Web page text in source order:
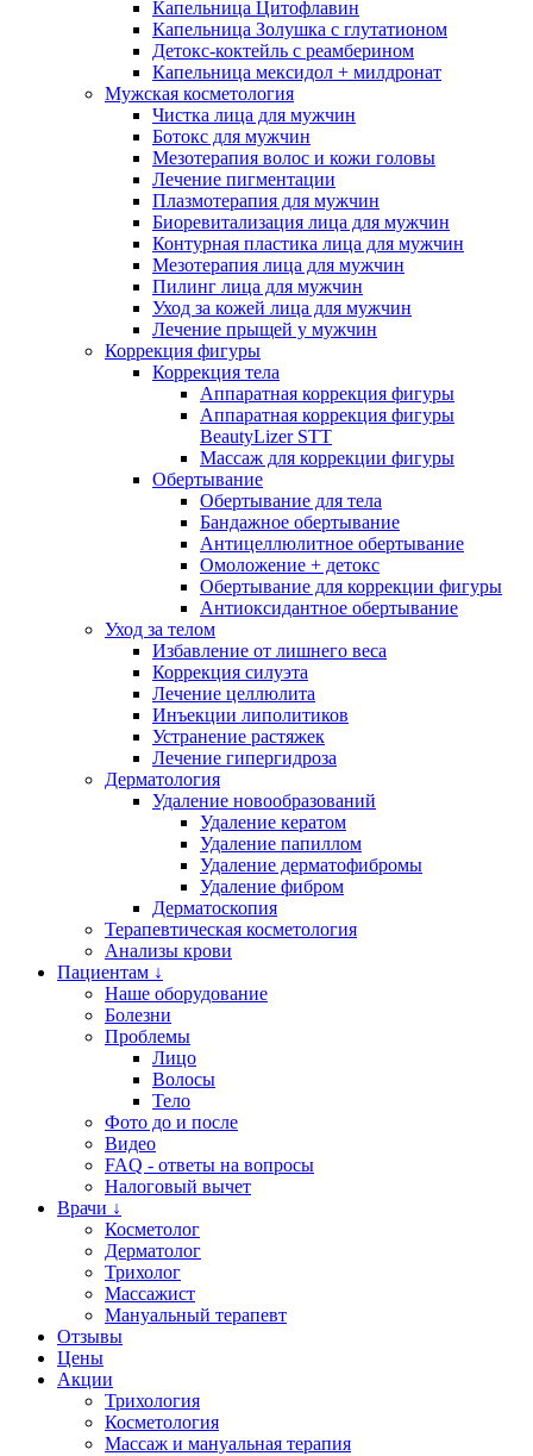
Капельница Цитофлавин
Капельница Золушка с глутатионом
Детокс-коктейль с реамберином
Капельница мексидол + милдронат
Мужская косметология
Чистка лица для мужчин
Ботокс для мужчин
Мезотерапия волос и кожи головы
Лечение пигментации
Плазмотерапия для мужчин
Биоревитализация лица для мужчин
Контурная пластика лица для мужчин
Мезотерапия лица для мужчин
Пилинг лица для мужчин
Уход за кожей лица для мужчин
Лечение прыщей у мужчин
Коррекция фигуры
Коррекция тела
Аппаратная коррекция фигуры
Аппаратная коррекция фигуры
BeautyLizer STT
Массаж для коррекции фигуры
Обертывание
Обертывание для тела
Бандажное обертывание
Антицеллюлитное обертывание
Омоложение + детокс
Обертывание для коррекции фигуры
Антиоксидантное обертывание
Уход за телом
Избавление от лишнего веса
Коррекция силуэта
Лечение целлюлита
Инъекции липолитиков
Устранение растяжек
Лечение гипергидроза
Дерматология
Удаление новообразований
Удаление кератом
Удаление папиллом
Удаление дерматофибромы
Удаление фибром
Дерматоскопия
Терапевтическая косметология
Анализы крови
Пациентам ↓
Наше оборудование
Болезни
Проблемы
Лицо
Волосы
Тело
Фото до и после
Видео
FAQ - ответы на вопросы
Налоговый вычет
Врачи ↓
Косметолог
Дерматолог
Трихолог
Массажист
Мануальный терапевт
Отзывы
Цены
Акции
Трихология
Косметология
Массаж и мануальная терапия